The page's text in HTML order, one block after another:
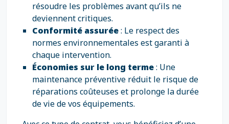
résoudre les problèmes avant qu’ils ne
deviennent critiques.
Conformité assurée: Le respect des
normes environnementales est garanti à
chaque intervention.
Économies sur le long terme: Une
maintenance préventive réduit le risque de
réparations coûteuses et prolonge la durée
de vie de vos équipements.